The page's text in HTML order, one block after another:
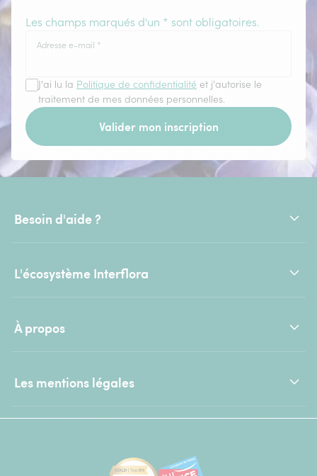
Les champs marqués d'un * sont obligatoires.
Adresse e-mail *
J'ai lu la Politique de confidentialité et j'autorise le
traitement de mes données personnelles.
Valider mon inscription
Besoin d'aide ?
L'écosystème Interflora
À propos
Les mentions légales